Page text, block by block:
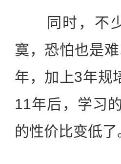
同时，不少
寞，恐怕也是
年，加上3年规
11年后，学习
的性价比变低了